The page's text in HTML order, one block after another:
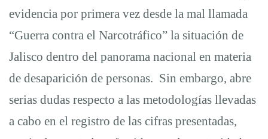
a
pesar
del
evidencia por primera vez desde la mal llamada
“Guerra contra el Narcotráfico” la situación de
Jalisco dentro del panorama nacional en materia
de desaparición de personas. Sin embargo, abre
serias dudas respecto a las metodologías llevadas
a cabo en el registro de las cifras presentadas,